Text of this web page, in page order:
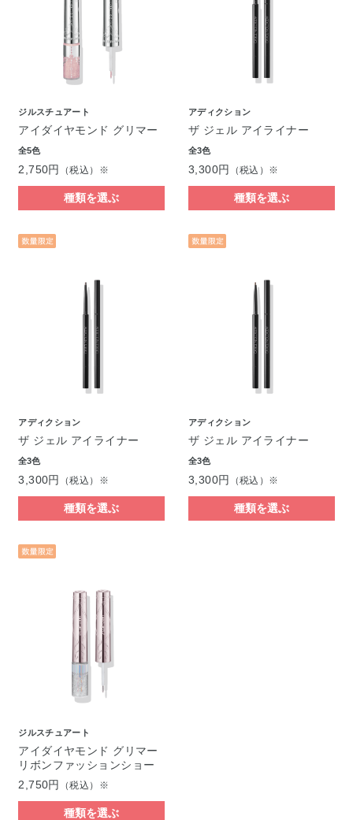
ジルスチュアート
アイダイヤモンド グリマー
全5色
2,750円 （税込）※
種類を選ぶ
アディクション
ザ ジェル アイライナー
全3色
3,300円 （税込）※
種類を選ぶ
アディクション
ザ ジェル アイライナー
全3色
3,300円 （税込）※
種類を選ぶ
アディクション
ザ ジェル アイライナー
全3色
3,300円 （税込）※
種類を選ぶ
ジルスチュアート
アイダイヤモンド グリマー
リボンファッションショー
2,750円
（税込）※
種類を選ぶ